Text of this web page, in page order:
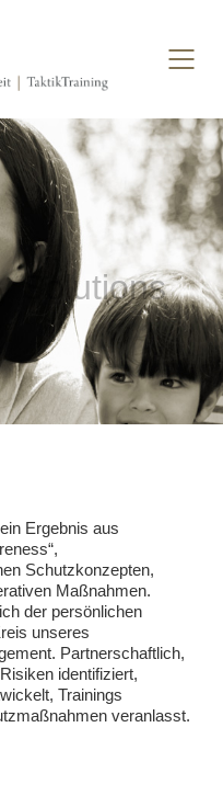
Solutions
Ergebnis aus
Schutzkonzepten,
Maßnahmen.
der persönlichen
unseres
Partnerschaftlich,
identifiziert,
Trainings
veranlasst.